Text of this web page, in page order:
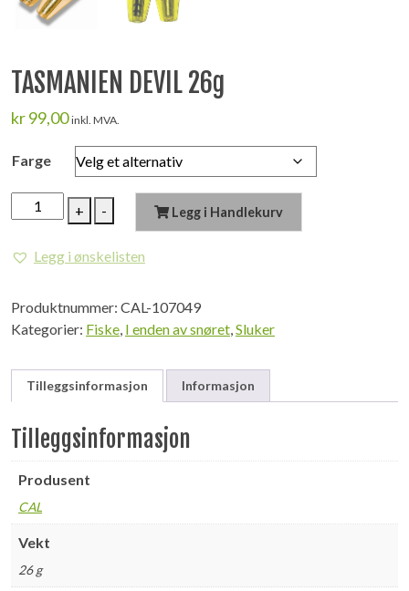
TASMANIEN DEVIL 26g
kr99,00 inkl. MVA.
Farge
+
TASMANIEN
DEVIL
antall
- Legg i Handlekurv
Legg i ønskelisten
Produktnummer: CAL-107049
Kategorier: Fiske, I enden av snøret,Sluker
Tilleggsinformasjon Informasjon
Tilleggsinformasjon
Produsent
CAL
Vekt
26 g